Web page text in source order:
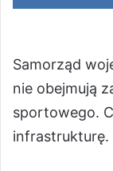
plików
Samorząd
nie obejmują
sportowego.
infrastrukturę.